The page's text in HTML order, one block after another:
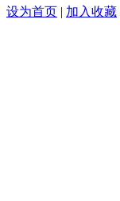
设为首页 | 加入收藏